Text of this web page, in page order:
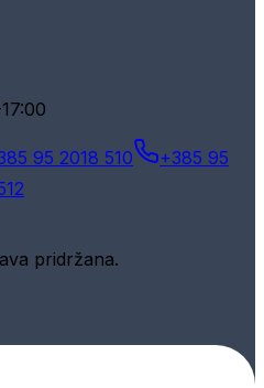
95 2018 510
+385 95
pridržana.